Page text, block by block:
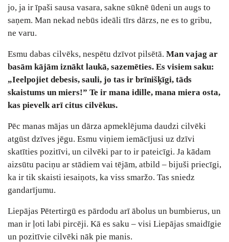
jo, ja ir īpaši sausa vasara, sakne sūknē ūdeni un augs to
saņem. Man nekad nebūs ideāli tīrs dārzs, ne es to gribu,
ne varu.
Esmu dabas cilvēks, nespētu dzīvot pilsētā. Man vajag ar
basām kājām iznākt laukā, sazemēties. Es visiem saku:
„Ieelpojiet debesis, sauli, jo tas ir brīnišķīgi, tāds
skaistums un miers!” Te ir mana idille, mana miera osta,
kas pievelk arī citus cilvēkus.
Pēc manas mājas un dārza apmeklējuma daudzi cilvēki
atgūst dzīves jēgu. Esmu viņiem iemācījusi uz dzīvi
skatīties pozitīvi, un cilvēki par to ir pateicīgi. Ja kādam
aizsūtu paciņu ar stādiem vai tējām, atbild ‒ bijuši priecīgi,
ka ir tik skaisti iesaiņots, ka viss smaržo. Tas sniedz
gandarījumu.
Liepājas Pētertirgū es pārdodu arī ābolus un bumbierus, un
man ir ļoti labi pircēji. Kā es saku ‒ visi Liepājas smaidīgie
un pozitīvie cilvēki nāk pie manis.